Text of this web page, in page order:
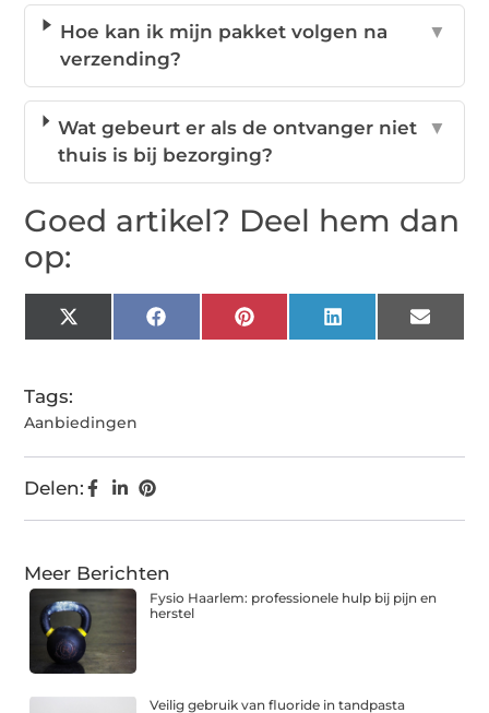
Hoe kan ik mijn pakket volgen na
verzending?
▼
Wat gebeurt er als de ontvanger niet
thuis is bij bezorging?
▼
Goed artikel? Deel hem dan
op:
X
(Twitter)
FacebookPinterestLinkedIn Email
Tags:
Aanbiedingen
Delen:
Meer Berichten
Fysio Haarlem: professionele hulp bij pijn en
herstel
Veilig gebruik van fluoride in tandpasta